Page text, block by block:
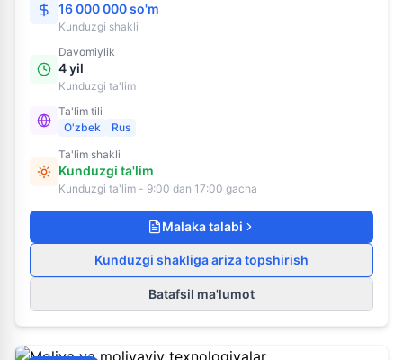
16 000 000 so'm
Kunduzgi shakli
Davomiylik
4 yil
Kunduzgi ta'lim
Ta'lim tili
O'zbek
Rus
Ta'lim shakli
Kunduzgi ta'lim
Kunduzgi ta'lim - 9:00 dan 17:00 gacha
Malaka talabi
Kunduzgi shakliga ariza topshirish
Batafsil ma'lumot